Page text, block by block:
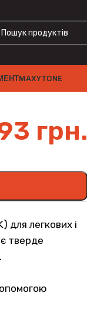
MAXYTONE
грн.
легкових і
тверде